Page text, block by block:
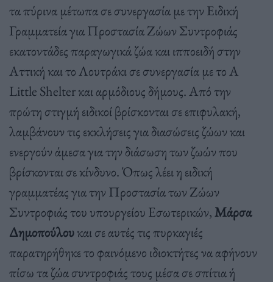
τα πύρινα μέτωπα σε συνεργασία με την Ειδική
Γραμματεία για Προστασία Ζώων Συντροφιάς
εκατοντάδες παραγωγικά ζώα και ιπποειδή στην
Αττική και το Λουτράκι σε συνεργασία με το A
Little Shelter και αρμόδιους δήμους. Από την
πρώτη στιγμή ειδικοί βρίσκονται σε επιφυλακή,
λαμβάνουν τις εκκλήσεις για διασώσεις ζώων και
ενεργούν άμεσα για την διάσωση των ζωών που
βρίσκονται σε κίνδυνο. Όπως λέει η ειδική
γραμματέας για την Προστασία των Ζώων
Συντροφιάς του υπουργείου Εσωτερικών,Μάρσα
Δημοπούλουκαι σε αυτές τις πυρκαγιές
παρατηρήθηκε το φαινόμενο ιδιοκτήτες να αφήνουν
πίσω τα ζώα συντροφιάς τους μέσα σε σπίτια ή